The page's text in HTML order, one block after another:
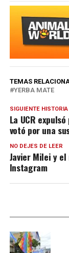
TEMAS
YERBA MATE
SIGUIENTE HISTORIA
La UCR
votó por una
NO DEJES DE LEER
Javier Milei y
Instagram